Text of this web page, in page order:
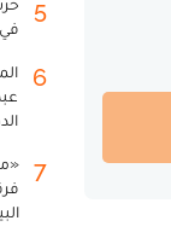
5
6
7